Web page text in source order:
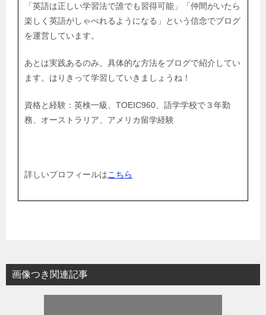
「英語は正しい学習法で誰でも習得可能」「仲間がいたら
楽しく英語がしゃべれるようになる」という信念でブログ
を運営しています。
あとは実践あるのみ。具体的な方法をブログで紹介してい
ます。はりきって学習していきましょうね！
資格と経験：英検一級、TOEIC960、語学学校で３年勤
務、オーストラリア、アメリカ留学経験
詳しいプロフィールはこちら
画像つき関連記事